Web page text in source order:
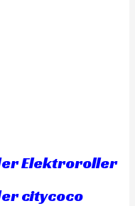
Elektroroller
citycoco